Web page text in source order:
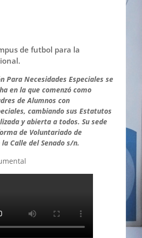
de futbol para la
Para Necesidades Especiales se
en la que comenzó como
de Alumnos con
cambiando sus Estatutos
y abierta a todos. Su sede
de Voluntariado de
Calle del Senado s/n.